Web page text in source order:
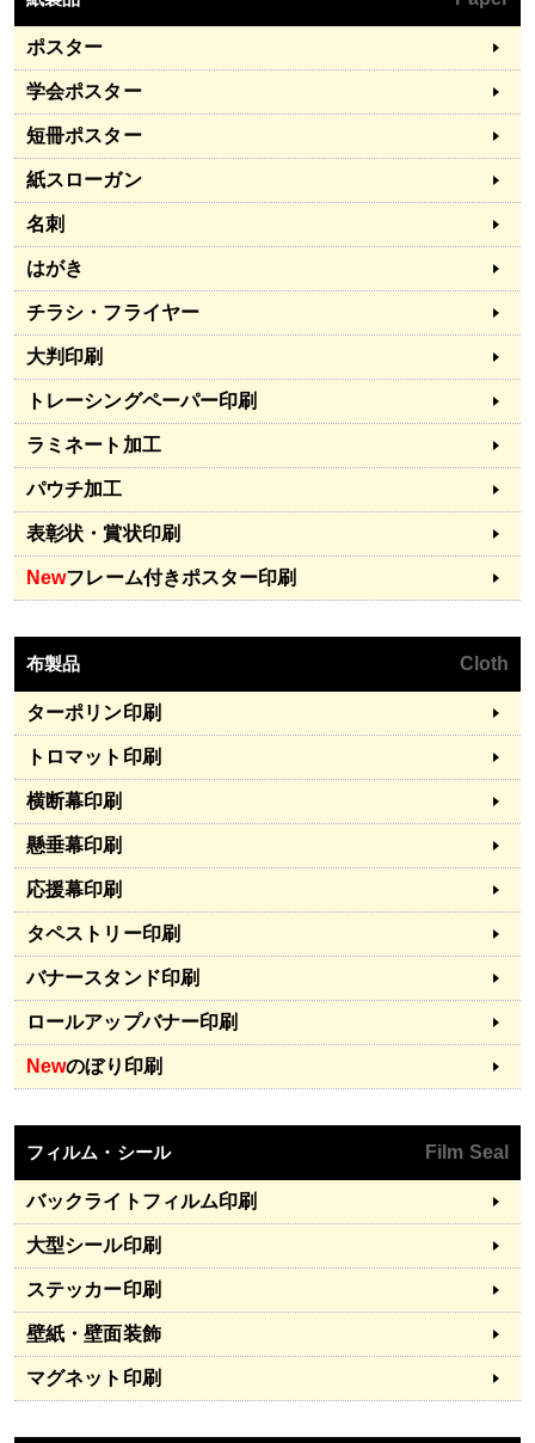
ポスター
学会ポスター
短冊ポスター
紙スローガン
名刺
はがき
チラシ・フライヤー
大判印刷
トレーシングペーパー印刷
ラミネート加工
パウチ加工
表彰状・賞状印刷
Newフレーム付きポスター印刷
布製品 Cloth
ターポリン印刷
トロマット印刷
横断幕印刷
懸垂幕印刷
応援幕印刷
タペストリー印刷
バナースタンド印刷
ロールアップバナー印刷
Newのぼり印刷
フィルム・シール Film Seal
バックライトフィルム印刷
大型シール印刷
ステッカー印刷
壁紙・壁面装飾
マグネット印刷